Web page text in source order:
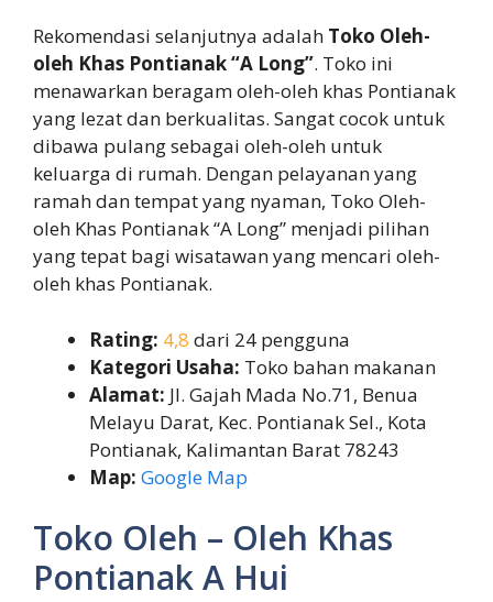
Rekomendasi selanjutnya adalah Toko Oleh-
oleh Khas Pontianak “A Long”. Toko ini
menawarkan beragam oleh-oleh khas Pontianak
yang lezat dan berkualitas. Sangat cocok untuk
dibawa pulang sebagai oleh-oleh untuk
keluarga di rumah. Dengan pelayanan yang
ramah dan tempat yang nyaman, Toko Oleh-
oleh Khas Pontianak “A Long” menjadi pilihan
yang tepat bagi wisatawan yang mencari oleh-
oleh khas Pontianak.
Rating: 4,8 dari 24 pengguna
Kategori Usaha: Toko bahan makanan
Alamat: Jl. Gajah Mada No.71, Benua
Melayu Darat, Kec. Pontianak Sel., Kota
Pontianak, Kalimantan Barat 78243
Map: Google Map
Toko Oleh – Oleh Khas
Pontianak A Hui